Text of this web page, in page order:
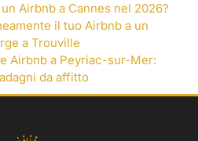
Airbnb a Cannes nel 2026?
il tuo Airbnb a un
a Trouville
Airbnb a Peyriac-sur-Mer:
da affitto